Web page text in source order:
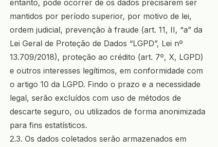
entanto, pode ocorrer de os dados precisarem ser
mantidos por período superior, por motivo de lei,
ordem judicial, prevenção à fraude (art. 11, II, “a” da
Lei Geral de Proteção de Dados “LGPD”, Lei nº
13.709/2018), proteção ao crédito (art. 7º, X, LGPD)
e outros interesses legítimos, em conformidade com
o artigo 10 da LGPD. Findo o prazo e a necessidade
legal, serão excluídos com uso de métodos de
descarte seguro, ou utilizados de forma anonimizada
para fins estatísticos.
2.3. Os dados coletados serão armazenados em